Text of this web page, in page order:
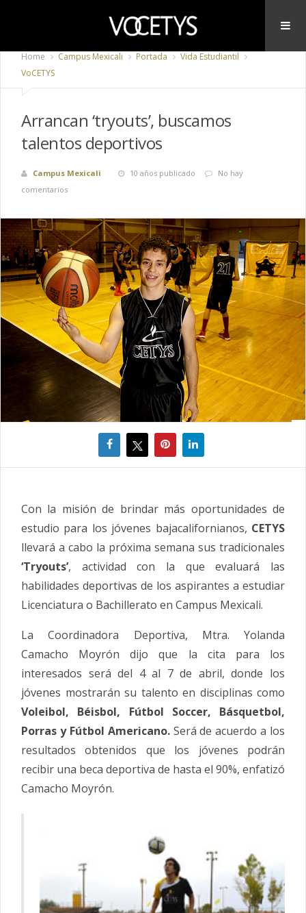
Home Campus Mexicali Portada
Vida Estudiantil
VoCETYS
Arrancan ‘tryouts’, buscamos
talentos deportivos
Campus Mexicali 10 años publicado
No hay
comentarios
Con la misión de brindar más oportunidades de
estudio para los jóvenes bajacalifornianos, CETYS
llevará a cabo la próxima semana sus tradicionales
‘Tryouts’, actividad con la que evaluará las
habilidades deportivas de los aspirantes a estudiar
Licenciatura o Bachillerato en Campus Mexicali.
La Coordinadora Deportiva, Mtra. Yolanda
Camacho Moyrón dijo que la cita para los
interesados será del 4 al 7 de abril, donde los
jóvenes mostrarán su talento en disciplinas como
Voleibol, Béisbol, Fútbol Soccer, Básquetbol,
Porras y Fútbol Americano. Será de acuerdo a los
resultados obtenidos que los jóvenes podrán
recibir una beca deportiva de hasta el 90%, enfatizó
Camacho Moyrón.